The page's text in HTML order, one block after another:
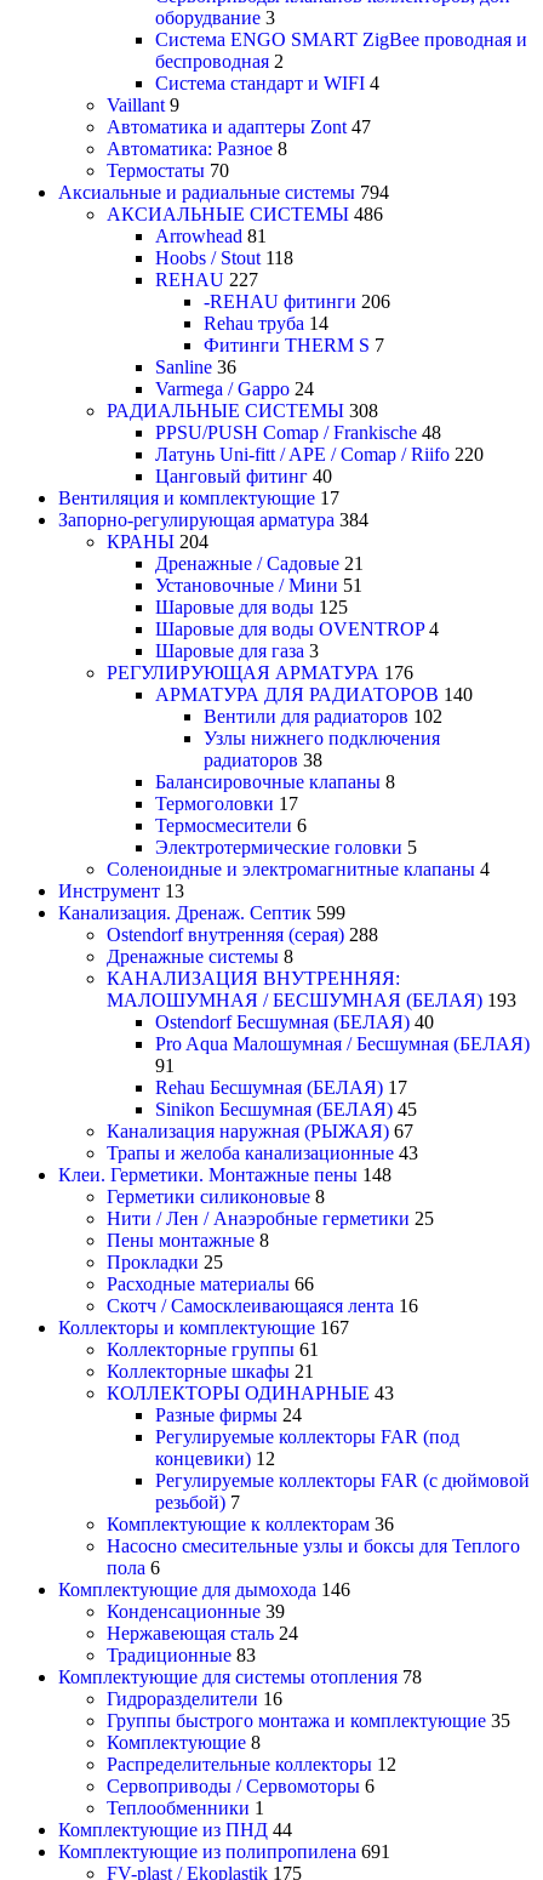
оборудвание 3
Система ENGO SMART ZigBee проводная и
беспроводная 2
Система стандарт и WIFI 4
Vaillant 9
Автоматика и адаптеры Zont 47
Автоматика: Разное 8
Термостаты 70
Аксиальные и радиальные системы 794
АКСИАЛЬНЫЕ СИСТЕМЫ 486
Arrowhead 81
Hoobs / Stout 118
REHAU 227
-REHAU фитинги 206
Rehau труба 14
Фитинги THERM S 7
Sanline 36
Varmega / Gappo 24
РАДИАЛЬНЫЕ СИСТЕМЫ 308
PPSU/PUSH Comap / Frankische 48
Латунь Uni-fitt / APE / Comap / Riifo 220
Цанговый фитинг 40
Вентиляция и комплектующие 17
Запорно-регулирующая арматура 384
КРАНЫ 204
Дренажные / Садовые 21
Установочные / Мини 51
Шаровые для воды 125
Шаровые для воды OVENTROP 4
Шаровые для газа 3
РЕГУЛИРУЮЩАЯ АРМАТУРА 176
АРМАТУРА ДЛЯ РАДИАТОРОВ 140
Вентили для радиаторов 102
Узлы нижнего подключения
радиаторов 38
Балансировочные клапаны 8
Термоголовки 17
Термосмесители 6
Электротермические головки 5
Соленоидные и электромагнитные клапаны 4
Инструмент 13
Канализация. Дренаж. Септик 599
Ostendorf внутренняя (серая) 288
Дренажные системы 8
КАНАЛИЗАЦИЯ ВНУТРЕННЯЯ:
МАЛОШУМНАЯ / БЕСШУМНАЯ (БЕЛАЯ) 193
Ostendorf Бесшумная (БЕЛАЯ) 40
Pro Aqua Малошумная / Бесшумная (БЕЛАЯ)
91
Rehau Бесшумная (БЕЛАЯ) 17
Sinikon Бесшумная (БЕЛАЯ) 45
Канализация наружная (РЫЖАЯ) 67
Трапы и желоба канализационные 43
Клеи. Герметики. Монтажные пены 148
Герметики силиконовые 8
Нити / Лен / Анаэробные герметики 25
Пены монтажные 8
Прокладки 25
Расходные материалы 66
Скотч / Самосклеивающаяся лента 16
Коллекторы и комплектующие 167
Коллекторные группы 61
Коллекторные шкафы 21
КОЛЛЕКТОРЫ ОДИНАРНЫЕ 43
Разные фирмы 24
Регулируемые коллекторы FAR (под
концевики) 12
Регулируемые коллекторы FAR (с дюймовой
резьбой) 7
Комплектующие к коллекторам 36
Насосно смесительные узлы и боксы для Теплого
пола 6
Комплектующие для дымохода 146
Конденсационные 39
Нержавеющая сталь 24
Традиционные 83
Комплектующие для системы отопления 78
Гидроразделители 16
Группы быстрого монтажа и комплектующие 35
Комплектующие 8
Распределительные коллекторы 12
Сервоприводы / Сервомоторы 6
Теплообменники 1
Комплектующие из ПНД 44
Комплектующие из полипропилена 691
FV-plast / Ekoplastik 175